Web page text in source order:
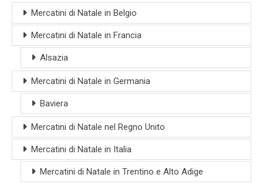
Mercatini di Natale in Belgio
Mercatini di Natale in Francia
Alsazia
Mercatini di Natale in Germania
Baviera
Mercatini di Natale nel Regno Unito
Mercatini di Natale in Italia
Mercatini di Natale in Trentino e Alto Adige